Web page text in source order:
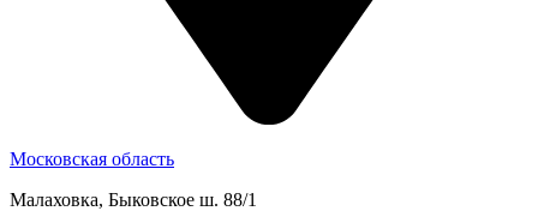
Московская область
Малаховка, Быковское ш. 88/1